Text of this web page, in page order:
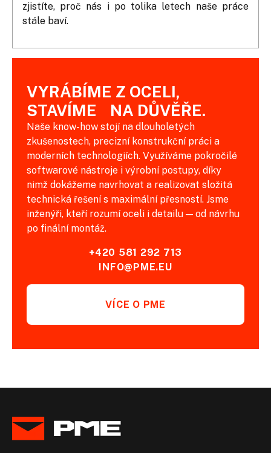
VYRÁBÍME Z OCELI,
STAVÍME NA DŮVĚŘE.
Naše know-how stojí na dlouholetých
zkušenostech, precizní konstrukční práci a
moderních technologiích. Využíváme pokročilé
softwarové nástroje i výrobní postupy, díky
nimž dokážeme navrhovat a realizovat složitá
technická řešení s maximální přesností. Jsme
inženýři, kteří rozumí oceli i detailu — od návrhu
po finální montáž.
+420 581 292 713
INFO@PME.EU
VÍCE O PME
zjistíte, proč nás i po tolika letech naše práce
stále baví.